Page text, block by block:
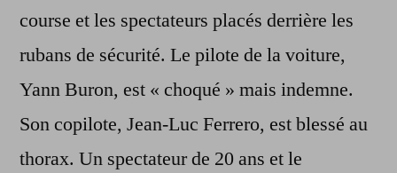
course et les spectateurs placés derrière les
rubans de sécurité. Le pilote de la voiture,
Yann Buron, est « choqué » mais indemne.
Son copilote, Jean-Luc Ferrero, est blessé au
thorax. Un spectateur de 20 ans et le